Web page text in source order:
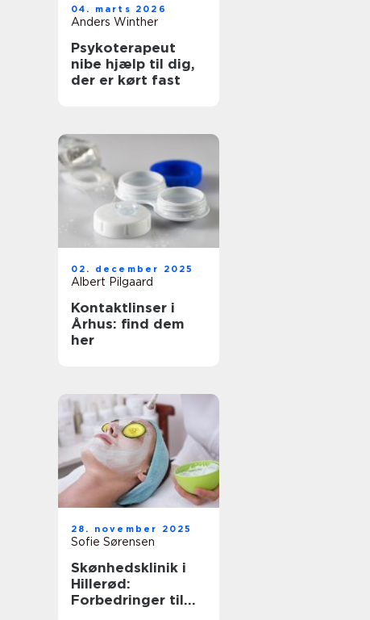
04. marts 2026
Anders Winther
Psykoterapeut
nibe hjælp til dig,
der er kørt fast
02. december 2025
Albert Pilgaard
Kontaktlinser i
Århus: find dem
her
28. november 2025
Sofie Sørensen
Skønhedsklinik i
Hillerød:
Forbedringer til